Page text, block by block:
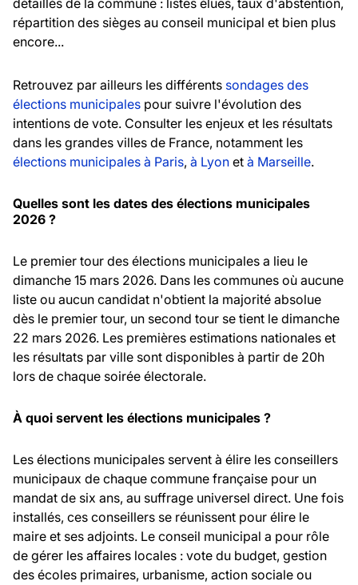
détaillés de la commune : listes élues, taux d'abstention,
répartition des sièges au conseil municipal et bien plus
encore...
Retrouvez par ailleurs les différents sondages des
élections municipales pour suivre l'évolution des
intentions de vote. Consulter les enjeux et les résultats
dans les grandes villes de France, notamment les
élections municipales à Paris, à Lyon et à Marseille.
Quelles sont les dates des élections municipales
2026 ?
Le premier tour des élections municipales a lieu le
dimanche 15 mars 2026. Dans les communes où aucune
liste ou aucun candidat n'obtient la majorité absolue
dès le premier tour, un second tour se tient le dimanche
22 mars 2026. Les premières estimations nationales et
les résultats par ville sont disponibles à partir de 20h
lors de chaque soirée électorale.
À quoi servent les élections municipales ?
Les élections municipales servent à élire les conseillers
municipaux de chaque commune française pour un
mandat de six ans, au suffrage universel direct. Une fois
installés, ces conseillers se réunissent pour élire le
maire et ses adjoints. Le conseil municipal a pour rôle
de gérer les affaires locales : vote du budget, gestion
des écoles primaires, urbanisme, action sociale ou